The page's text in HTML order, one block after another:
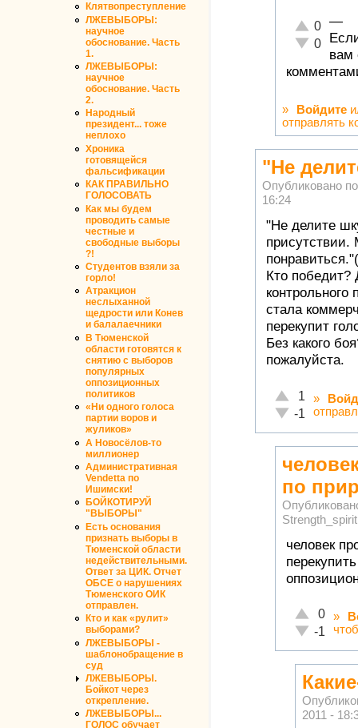
Клятвопреступление
ЛЖЕВЫБОРЫ:
научное
обоснование. Часть
1.
ЛЖЕВЫБОРЫ:
научное
обоснование. Часть
2.
Народный
президент... тоже
неплохо
Хроника
готовящейся
фальсификации
КАК ПРАВИЛЬНО
ГОЛОСОВАТЬ
Как мы будем
проводить самые
честные и
свободные выборы
?!
Студентов взяли за
горло!
Атракцион
неслыханной
щедрости или Конев
и балалаечники
В Тюменской
области готовятся к
снятию с выборов
популярных
оппозиционных
политиков
«Ни одного голоса
партии воров и
жуликов»
А Новосёлов-то
миллионер
Административная
Vendetta по
Ишимски!
БОЙКОТИРУЙ
"ВЫБОРЫ"
Есть основания
признать выборы в
Тюменской области
недействительными.
Ответ за ЦИК. Отчет
ОБСЕ о нарушениях
Тюменского ОИК
отправлен.
Кто и как «рулит»
выборами?
ЛЖЕВЫБОРЫ -
шаблонобращение в
суд
ЛЖЕВЫБОРЫ.
Бойкот через
открепление.
ЛЖЕВЫБОРЫ...
ГОЛОС обучает
Отлично!
0
0
—
вам
» Войдите
отправлять
"Не
Опубликовано
16:24
"Не делите
Кто
стала
перекупит
Без какого
пожалуйста.
Отлично!
1
Неадекватно!
-1
»
по
Strength_spirit
человек
Отлично!
0
-1
»
2011 -